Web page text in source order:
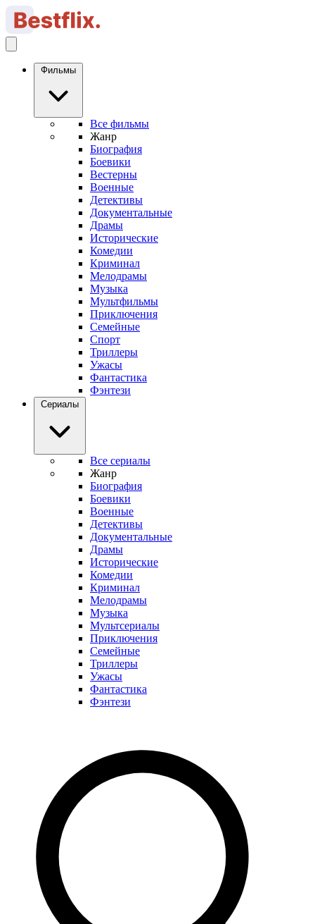
Фильмы
Все фильмы
Жанр
Биография
Боевики
Вестерны
Военные
Детективы
Документальные
Драмы
Исторические
Комедии
Криминал
Мелодрамы
Музыка
Мультфильмы
Приключения
Семейные
Спорт
Триллеры
Ужасы
Фантастика
Фэнтези
Сериалы
Все сериалы
Жанр
Биография
Боевики
Военные
Детективы
Документальные
Драмы
Исторические
Комедии
Криминал
Мелодрамы
Музыка
Мультсериалы
Приключения
Семейные
Триллеры
Ужасы
Фантастика
Фэнтези